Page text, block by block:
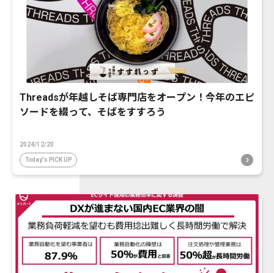
Threadsが年越しそば専門店をオープン！今年のエピ
ソードを綴って、そばをすすろう
2024/12/20
Today's PICK UP